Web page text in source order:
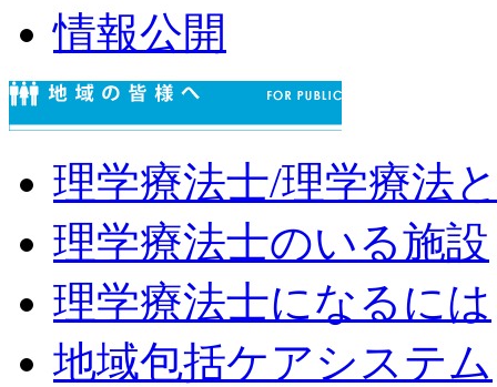
情報公開
理学療法士/理学療法
理学療法士のいる施設
理学療法士になるには
地域包括ケアシステム